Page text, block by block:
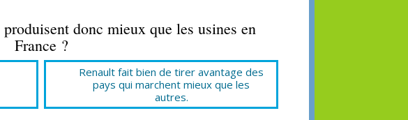
donc mieux que les usines en
France ?
Renault fait bien de tirer avantage des
pays qui marchent mieux que les
autres.